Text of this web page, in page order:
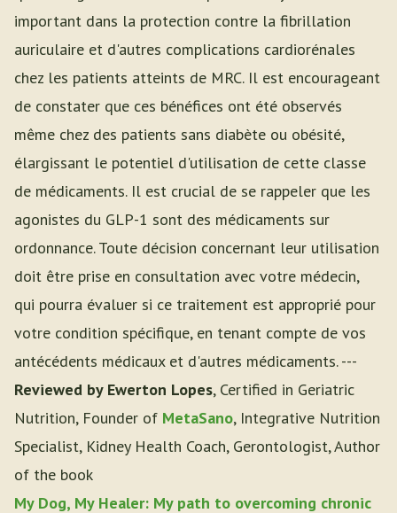
important dans la protection contre la fibrillation
auriculaire et d'autres complications cardiorénales
chez les patients atteints de MRC. Il est encourageant
de constater que ces bénéfices ont été observés
même chez des patients sans diabète ou obésité,
élargissant le potentiel d'utilisation de cette classe
de médicaments. Il est crucial de se rappeler que les
agonistes du GLP-1 sont des médicaments sur
ordonnance. Toute décision concernant leur utilisation
doit être prise en consultation avec votre médecin,
qui pourra évaluer si ce traitement est approprié pour
votre condition spécifique, en tenant compte de vos
antécédents médicaux et d'autres médicaments. ---
Reviewed by Ewerton Lopes, Certified in Geriatric
Nutrition, Founder of MetaSano, Integrative Nutrition
Specialist, Kidney Health Coach, Gerontologist, Author
of the book
My Dog, My Healer: My path to overcoming chronic